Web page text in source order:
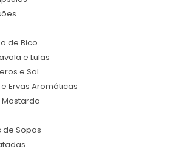
de Bico
e Lulas
e Sal
Ervas Aromáticas
Sopas